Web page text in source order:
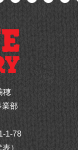
穂
業部
1-78
）